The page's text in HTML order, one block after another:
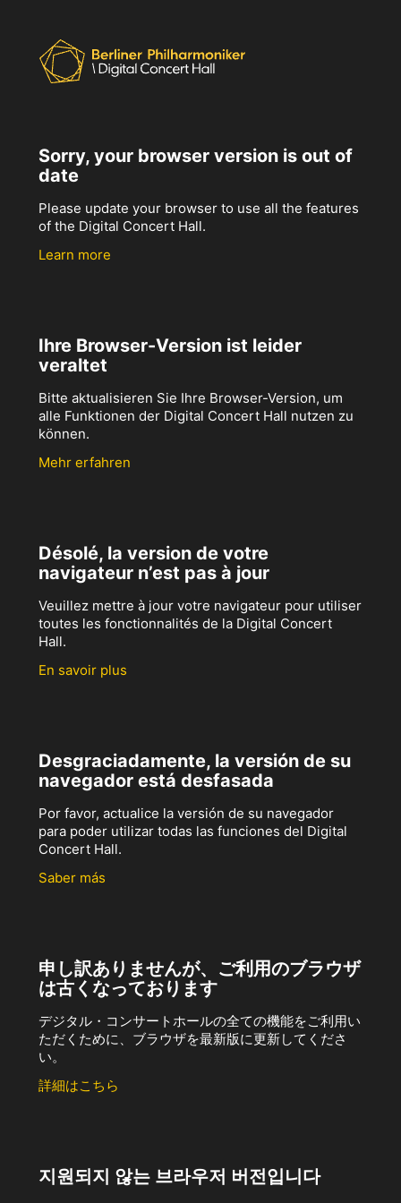
Sorry, your browser version is out of
date
Please update your browser to use all the features
of the Digital Concert Hall.
Learn more
Ihre Browser-Version ist leider
veraltet
Bitte aktualisieren Sie Ihre Browser-Version, um
alle Funktionen der Digital Concert Hall nutzen zu
können.
Mehr erfahren
Désolé, la version de votre
navigateur n’est pas à jour
Veuillez mettre à jour votre navigateur pour utiliser
toutes les fonctionnalités de la Digital Concert
Hall.
En savoir plus
Desgraciadamente, la versión de su
navegador está desfasada
Por favor, actualice la versión de su navegador
para poder utilizar todas las funciones del Digital
Concert Hall.
Saber más
申し訳ありませんが、ご利用のブラウザ
は古くなっております
デジタル・コンサートホールの全ての機能をご利用い
ただくために、ブラウザを最新版に更新してくださ
い。
詳細はこちら
지원되지 않는 브라우저 버전입니다